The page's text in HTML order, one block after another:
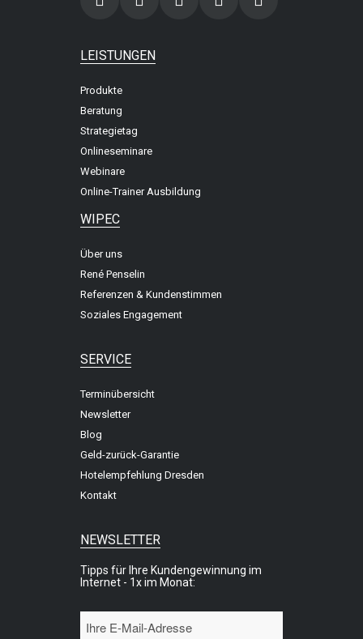
LEISTUNGEN
Produkte
Beratung
Strategietag
Onlineseminare
Webinare
Online-Trainer Ausbildung
WIPEC
Über uns
René Penselin
Referenzen & Kundenstimmen
Soziales Engagement
SERVICE
Terminübersicht
Newsletter
Blog
Geld-zurück-Garantie
Hotelempfehlung Dresden
Kontakt
NEWSLETTER
Tipps für Ihre Kundengewinnung im
Internet - 1x im Monat: